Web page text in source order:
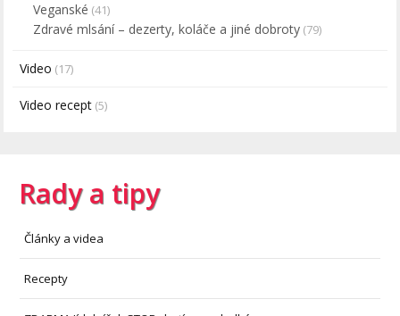
Veganské (41)
Zdravé mlsání – dezerty, koláče a jiné dobroty (79)
Video (17)
Video recept (5)
Rady a tipy
Články a videa
Recepty